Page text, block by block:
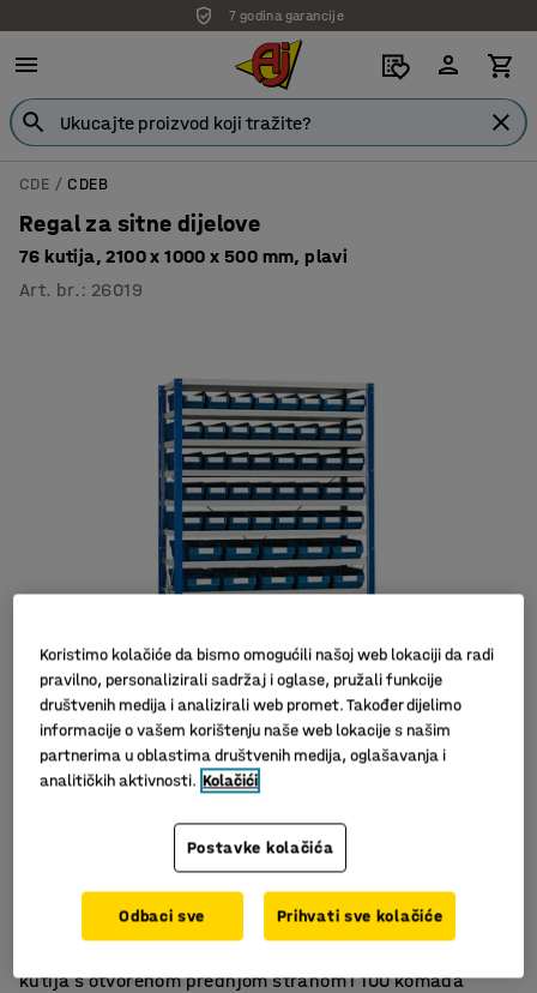
7 godina garancije
CDE CDEB
Regal za sitne dijelove
76 kutija, 2100 x 1000 x 500 mm, plavi
Art. br. : 26019
Pruža dobar pregled
Za učinkovito spremanje
kutija s otvorenom prednjom stranom i 100 komada
Koristimo kolačiće da bismo omogućili našoj web lokaciji da radi
pravilno, personalizirali sadržaj i oglase, pružali funkcije
društvenih medija i analizirali web promet. Također dijelimo
informacije o vašem korištenju naše web lokacije s našim
partnerima u oblastima društvenih medija, oglašavanja i
analitičkih aktivnosti. Kolačići
Postavke kolačića
Odbaci sve Prihvati sve kolačiće